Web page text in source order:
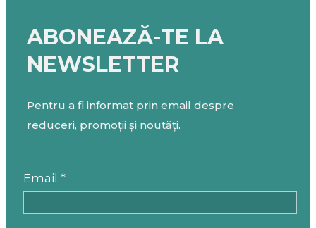
ABONEAZĂ-TE LA
NEWSLETTER
Pentru a fi informat prin email despre
reduceri, promoții și noutăți.
Email *